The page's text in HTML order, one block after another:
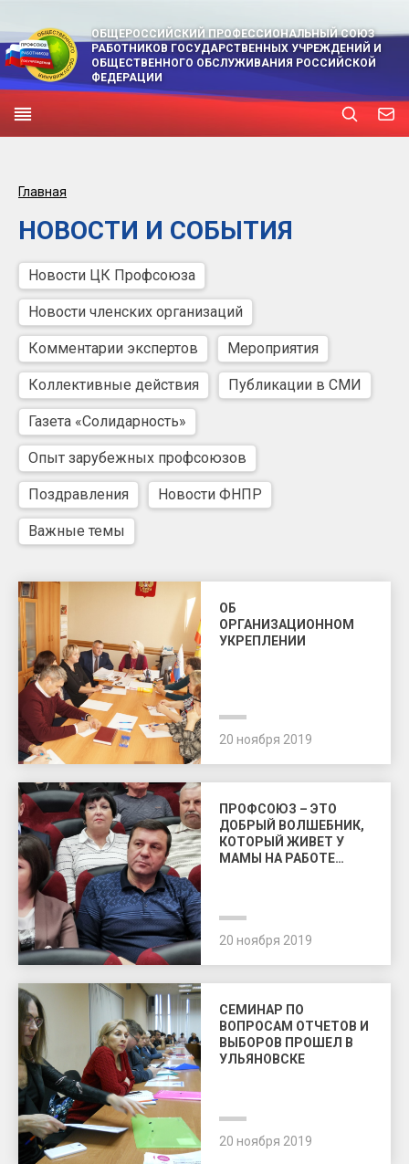
ОБЩЕРОССИЙСКИЙ ПРОФЕССИОНАЛЬНЫЙ СОЮЗ
РАБОТНИКОВ ГОСУДАРСТВЕННЫХ УЧРЕЖДЕНИЙ И
ОБЩЕСТВЕННОГО ОБСЛУЖИВАНИЯ РОССИЙСКОЙ
ФЕДЕРАЦИИ
Главная
НОВОСТИ И СОБЫТИЯ
Новости ЦК Профсоюза
Новости членских организаций
Комментарии экспертов Мероприятия
Коллективные действия Публикации в СМИ
Газета «Солидарность»
Опыт зарубежных профсоюзов
Поздравления Новости ФНПР
Важные темы
ОБ
ОРГАНИЗАЦИОННОМ
УКРЕПЛЕНИИ
20 ноября 2019
ПРОФСОЮЗ – ЭТО
ДОБРЫЙ ВОЛШЕБНИК,
КОТОРЫЙ ЖИВЕТ У
МАМЫ НА РАБОТЕ…
20 ноября 2019
СЕМИНАР ПО
ВОПРОСАМ ОТЧЕТОВ И
ВЫБОРОВ ПРОШЕЛ В
УЛЬЯНОВСКЕ
20 ноября 2019